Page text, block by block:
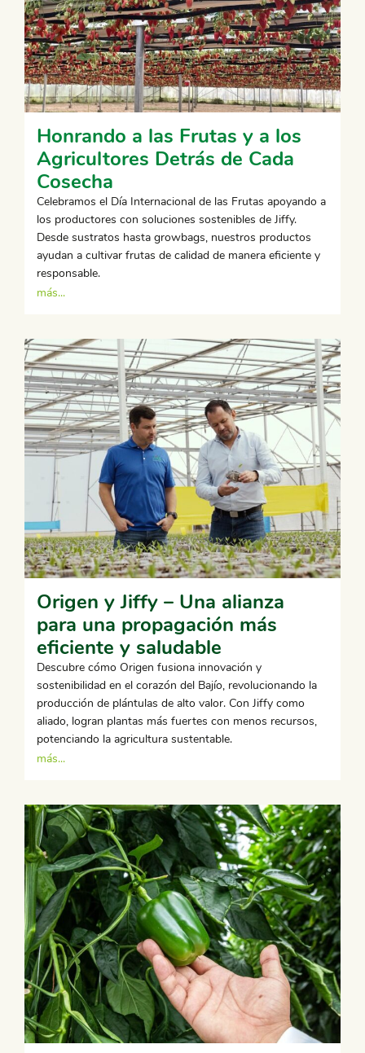
Honrando a las Frutas y a los
Agricultores Detrás de Cada
Cosecha
Celebramos el Día Internacional de las Frutas apoyando a
los productores con soluciones sostenibles de Jiffy.
Desde sustratos hasta growbags, nuestros productos
ayudan a cultivar frutas de calidad de manera eficiente y
responsable.
más...
Origen y Jiffy – Una alianza
para una propagación más
eficiente y saludable
Descubre cómo Origen fusiona innovación y
sostenibilidad en el corazón del Bajío, revolucionando la
producción de plántulas de alto valor. Con Jiffy como
aliado, logran plantas más fuertes con menos recursos,
potenciando la agricultura sustentable.
más...